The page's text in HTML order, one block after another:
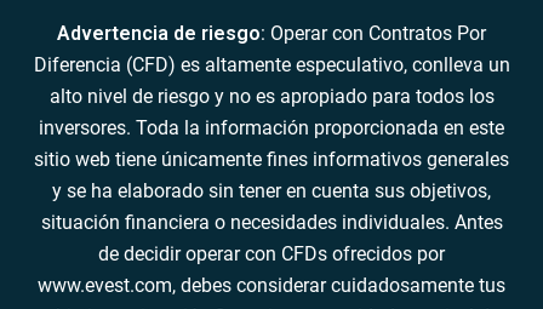
Advertencia de riesgo: Operar con Contratos Por
Diferencia (CFD) es altamente especulativo, conlleva un
alto nivel de riesgo y no es apropiado para todos los
inversores. Toda la información proporcionada en este
sitio web tiene únicamente fines informativos generales
y se ha elaborado sin tener en cuenta sus objetivos,
situación financiera o necesidades individuales. Antes
de decidir operar con CFDs ofrecidos por
www.evest.com, debes considerar cuidadosamente tus